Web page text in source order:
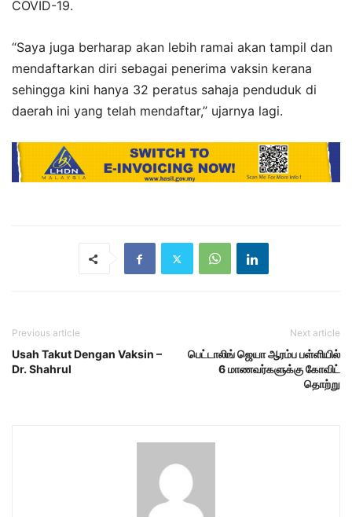
COVID-19.
“Saya juga berharap akan lebih ramai akan tampil dan
mendaftarkan diri sebagai penerima vaksin kerana
sehingga kini hanya 32 peratus sahaja penduduk di
daerah ini yang telah mendaftar,” ujarnya lagi.
Previous article
Usah Takut Dengan Vaksin –
Dr. Shahrul
Next article
பெட்டாலிங் ஜெயா ஆரம்ப பள்ளியில்
6 மாணவர்களுக்கு கோவிட்
தொற்று